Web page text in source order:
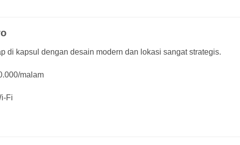
di kapsul dengan desain modern dan lokasi sangat strategis.
malam
Fi